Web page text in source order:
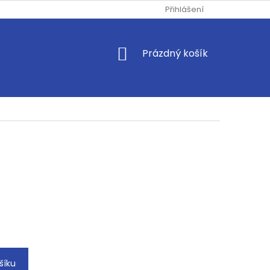
Přihlášení
NÁKUPNÍ
Prázdný košík